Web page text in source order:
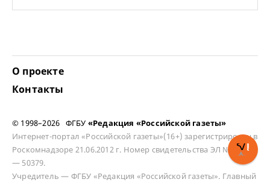
О проекте
Контакты
© 1998–2026 ФГБУ «Редакция «Российской газеты»
Интернет-портал «Российской газеты»(16+) зарегистрирован в
Роскомнадзоре 21.06.2012 г. Номер свидетельства ЭЛ № ФС 77
— 50379.
Учредитель — ФГБУ «Редакция «Российской газеты». Главный